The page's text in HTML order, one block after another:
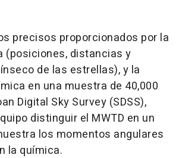
precisos proporcionados por la
(posiciones, distancias y
de las estrellas), y la
en una muestra de 40,000
Digital Sky Survey (SDSS),
distinguir el MWTD en un
los momentos angulares
la química.